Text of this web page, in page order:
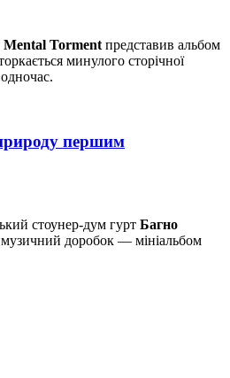
Mental Torment представив альбом
минулого сторічної
першим
стоунер-дум гурт Багно
доробок — мініальбом